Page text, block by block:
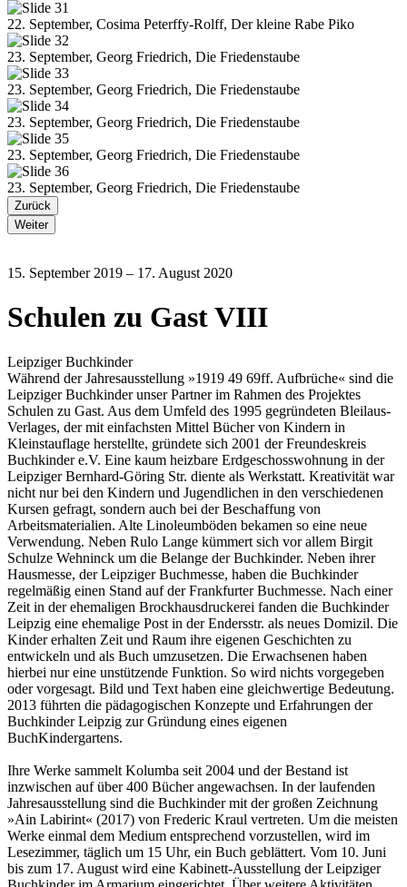
22. September, Cosima Peterffy-Rolff, Der kleine Rabe Piko
23. September, Georg Friedrich, Die Friedenstaube
23. September, Georg Friedrich, Die Friedenstaube
23. September, Georg Friedrich, Die Friedenstaube
23. September, Georg Friedrich, Die Friedenstaube
23. September, Georg Friedrich, Die Friedenstaube
Zurück
Weiter
15. September 2019 – 17. August 2020
Schulen zu Gast VIII
Leipziger Buchkinder
Während der Jahresausstellung »1919 49 69ff. Aufbrüche« sind die
Leipziger Buchkinder unser Partner im Rahmen des Projektes
Schulen zu Gast. Aus dem Umfeld des 1995 gegründeten Bleilaus-
Verlages, der mit einfachsten Mittel Bücher von Kindern in
Kleinstauflage herstellte, gründete sich 2001 der Freundeskreis
Buchkinder e.V. Eine kaum heizbare Erdgeschosswohnung in der
Leipziger Bernhard-Göring Str. diente als Werkstatt. Kreativität war
nicht nur bei den Kindern und Jugendlichen in den verschiedenen
Kursen gefragt, sondern auch bei der Beschaffung von
Arbeitsmaterialien. Alte Linoleumböden bekamen so eine neue
Verwendung. Neben Rulo Lange kümmert sich vor allem Birgit
Schulze Wehninck um die Belange der Buchkinder. Neben ihrer
Hausmesse, der Leipziger Buchmesse, haben die Buchkinder
regelmäßig einen Stand auf der Frankfurter Buchmesse. Nach einer
Zeit in der ehemaligen Brockhausdruckerei fanden die Buchkinder
Leipzig eine ehemalige Post in der Endersstr. als neues Domizil. Die
Kinder erhalten Zeit und Raum ihre eigenen Geschichten zu
entwickeln und als Buch umzusetzen. Die Erwachsenen haben
hierbei nur eine unstützende Funktion. So wird nichts vorgegeben
oder vorgesagt. Bild und Text haben eine gleichwertige Bedeutung.
2013 führten die pädagogischen Konzepte und Erfahrungen der
Buchkinder Leipzig zur Gründung eines eigenen
BuchKindergartens.
Ihre Werke sammelt Kolumba seit 2004 und der Bestand ist
inzwischen auf über 400 Bücher angewachsen. In der laufenden
Jahresausstellung sind die Buchkinder mit der großen Zeichnung
»Ain Labirint« (2017) von Frederic Kraul vertreten. Um die meisten
Werke einmal dem Medium entsprechend vorzustellen, wird im
Lesezimmer, täglich um 15 Uhr, ein Buch geblättert. Vom 10. Juni
bis zum 17. August wird eine Kabinett-Ausstellung der Leipziger